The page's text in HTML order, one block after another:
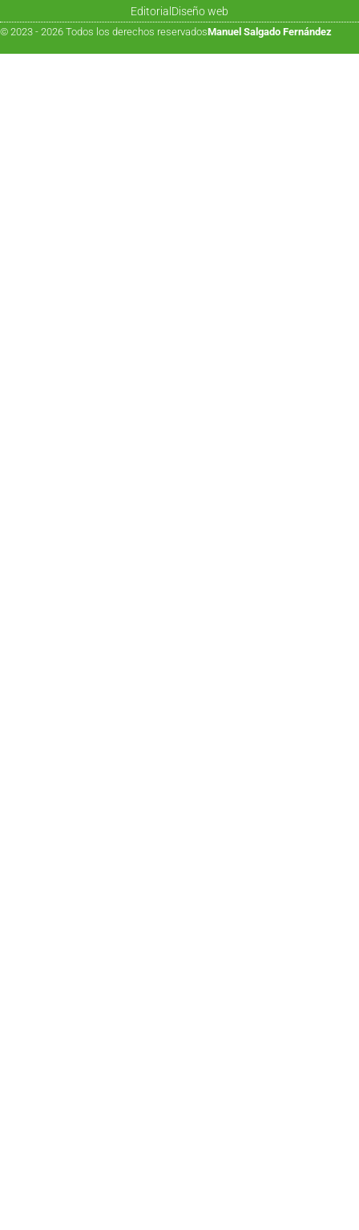
Editorial Diseño web
© 2023 - 2026 Todos los derechos reservadosManuel Salgado Fernández